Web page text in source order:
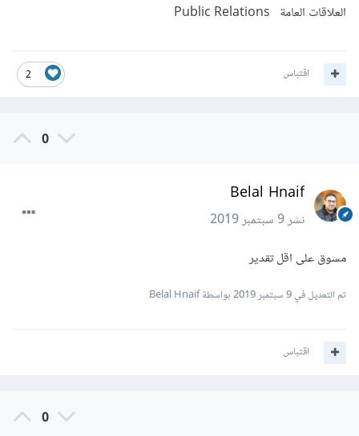
العلاقات العامة Public Relations
2 اقتباس
0
Belal Hnaif
نشر9 سبتمبر 2019
مسوق على اقل تقدير
تم التعديل في9 سبتمبر 2019 بواسطة Belal Hnaif
اقتباس
0